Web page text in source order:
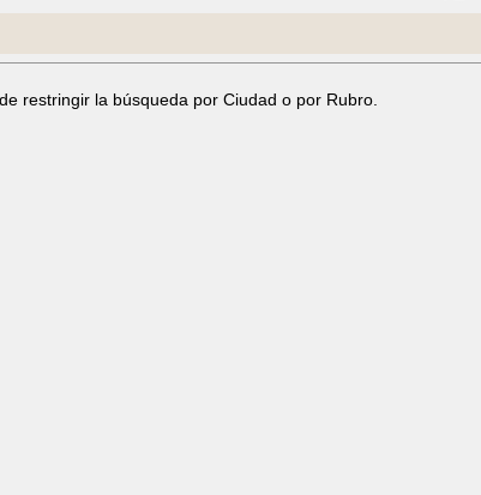
restringir la búsqueda por Ciudad o por Rubro.